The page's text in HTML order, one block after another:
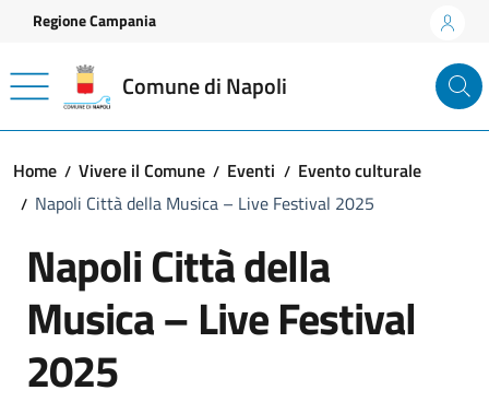
Vai ai contenuti
Vai al footer
Regione Campania
Comune di Napoli
Home Vivere il Comune Eventi
Evento culturale
Napoli Città della Musica – Live Festival 2025
Napoli Città della
Musica – Live Festival
2025